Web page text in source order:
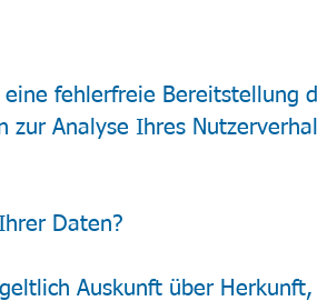
fehlerfreie Bereitstellung
zur Analyse Ihres
Daten?
Auskunft über